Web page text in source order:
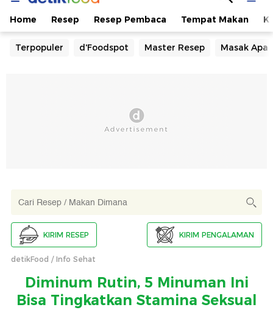
Home Resep Resep Pembaca Tempat Makan
Terpopuler d'Foodspot Master Resep Masak Apa
KIRIM RESEP KIRIM PENGALAMAN
detikFood Info Sehat
Diminum Rutin, 5 Minuman Ini
Bisa Tingkatkan Stamina Seksual